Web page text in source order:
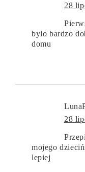
28
bylo bardzo
domu
28
mojego
lepiej